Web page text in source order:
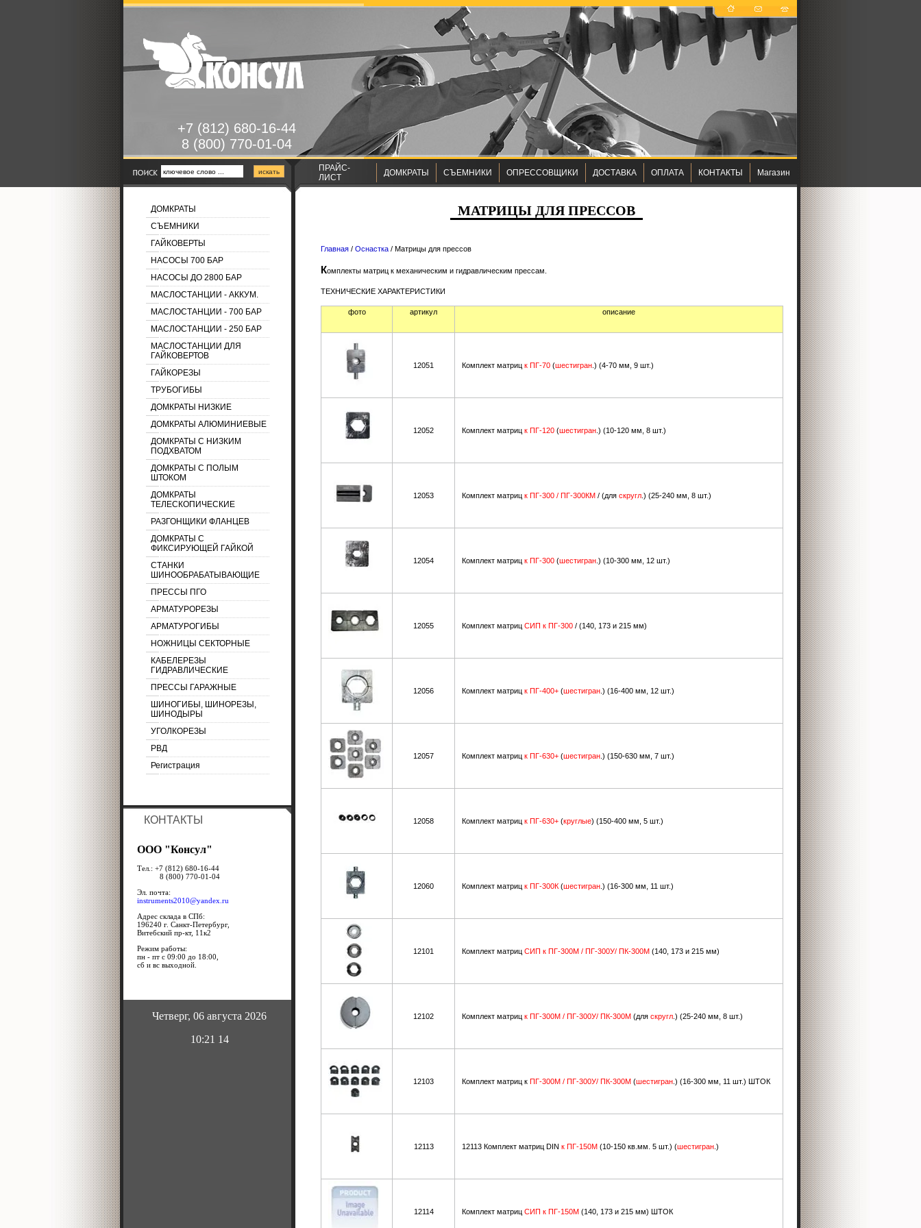
+7 (812) 680-16-44
8 (800) 770-01-04
ПРАЙС-
ЛИСТ
ДОМКРАТЫ СЪЕМНИКИ ОПРЕССОВЩИКИ ДОСТАВКА ОПЛАТА КОНТАКТЫ Магазин
ДОМКРАТЫ
СЪЕМНИКИ
ГАЙКОВЕРТЫ
НАСОСЫ 700 БАР
НАСОСЫ ДО 2800 БАР
МАСЛОСТАНЦИИ - АККУМ.
МАСЛОСТАНЦИИ - 700 БАР
МАСЛОСТАНЦИИ - 250 БАР
МАСЛОСТАНЦИИ ДЛЯ
ГАЙКОВЕРТОВ
ГАЙКОРЕЗЫ
ТРУБОГИБЫ
ДОМКРАТЫ НИЗКИЕ
ДОМКРАТЫ АЛЮМИНИЕВЫЕ
ДОМКРАТЫ С НИЗКИМ
ПОДХВАТОМ
ДОМКРАТЫ С ПОЛЫМ
ШТОКОМ
ДОМКРАТЫ
ТЕЛЕСКОПИЧЕСКИЕ
РАЗГОНЩИКИ ФЛАНЦЕВ
ДОМКРАТЫ С
ФИКСИРУЮЩЕЙ ГАЙКОЙ
СТАНКИ
ШИНООБРАБАТЫВАЮЩИЕ
ПРЕССЫ ПГО
АРМАТУРОРЕЗЫ
АРМАТУРОГИБЫ
НОЖНИЦЫ СЕКТОРНЫЕ
КАБЕЛЕРЕЗЫ
ГИДРАВЛИЧЕСКИЕ
ПРЕССЫ ГАРАЖНЫЕ
ШИНОГИБЫ, ШИНОРЕЗЫ,
ШИНОДЫРЫ
УГОЛКОРЕЗЫ
РВД
Регистрация
КОНТАКТЫ
ООО "Консул"
Тел.: +7 (812) 680-16-44
8 (800) 770-01-04
Эл. почта:
instruments2010@yandex.ru
Адрес склада в СПб:
196240 г. Санкт-Петербург,
Витебский пр-кт, 11к2
Режим работы:
пн - пт с 09:00 до 18:00,
сб и вс выходной.
Четверг, 06 августа 2026
10:21 15
МАТРИЦЫ ДЛЯ ПРЕССОВ
Главная / Оснастка / Матрицы для прессов
Комплекты матриц к механическим и гидравлическим прессам.
ТЕХНИЧЕСКИЕ ХАРАКТЕРИСТИКИ
фото артикул описание
12051 Комплект матриц к ПГ-70 (шестигран .) (4-70 мм, 9 шт.)
12052 Комплект матриц к ПГ-120 (шестигран .) (10-120 мм, 8 шт.)
12053 Комплект матриц к ПГ-300 / ПГ-300КМ / (для скругл .) (25-240 мм, 8 шт.)
12054 Комплект матриц к ПГ-300 (шестигран .) (10-300 мм, 12 шт.)
12055 Комплект матриц СИП к ПГ-300 / (140, 173 и 215 мм)
12056 Комплект матриц к ПГ-400+ (шестигран .) (16-400 мм, 12 шт.)
12057 Комплект матриц к ПГ-630+ (шестигран .) (150-630 мм, 7 шт.)
12058 Комплект матриц к ПГ-630+ (круглые) (150-400 мм, 5 шт.)
12060 Комплект матриц к ПГ-300К (шестигран .) (16-300 мм, 11 шт.)
12101 Комплект матриц СИП к ПГ-300М / ПГ-300У/ ПК-300М (140, 173 и 215 мм)
12102 Комплект матриц к ПГ-300М / ПГ-300У/ ПК-300М (для скругл .) (25-240 мм, 8 шт.)
12103 Комплект матриц к ПГ-300М / ПГ-300У/ ПК-300М (шестигран .) (16-300 мм, 11 шт.) ШТОК
12113 12113 Комплект матриц DIN к ПГ-150М (10-150 кв.мм. 5 шт.) (шестигран .)
12114 Комплект матриц СИП к ПГ-150М (140, 173 и 215 мм) ШТОК